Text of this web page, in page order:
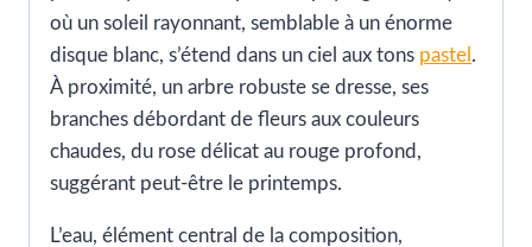
où un soleil rayonnant, semblable à un énorme
disque blanc, s’étend dans un ciel aux tons pastel .
À proximité, un arbre robuste se dresse, ses
branches débordant de fleurs aux couleurs
chaudes, du rose délicat au rouge profond,
suggérant peut-être le printemps.
L’eau, élément central de la composition,